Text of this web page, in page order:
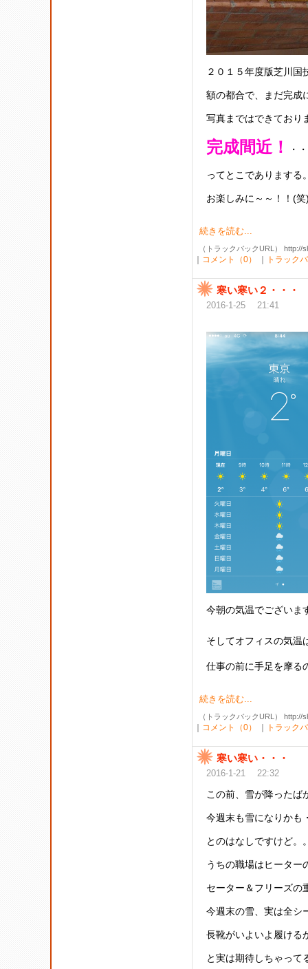
２０１５年度版芝川国
額の都合で、まだ完成
写真まではできており
完成間近！ ・・
ってとこでありまする
お楽しみに～～！！(笑
続きを読む...
（トラックバックURL）
コメント（0） トラック
寒い寒い２・・・
2016-1-25 21:41
今朝の気温でございま
そしてオフィスの気温
仕事の前に手足を摩る
続きを読む...
（トラックバックURL）
コメント（0） トラック
寒い寒い・・・
2016-1-21 22:32
この前、雪が降ったば
今週末も雪になりかも
とのはなしですけど。
うちの職場はヒーター
セーター＆フリーズの
今週末の雪、実は全シ
長靴がいよいよ履ける
と実は期待しちゃって